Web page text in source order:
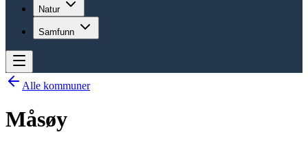
Natur
Samfunn
Alle kommuner
Måsøy